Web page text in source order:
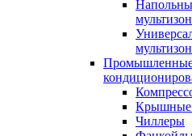
Крышные
Чиллеры